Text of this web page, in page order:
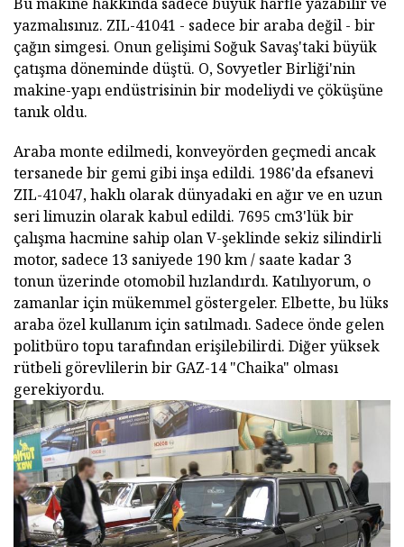
yazmalısınız. ZIL-41041 - sadece bir araba değil - bir
çağın simgesi. Onun gelişimi Soğuk Savaş'taki büyük
çatışma döneminde düştü. O, Sovyetler Birliği'nin
makine-yapı endüstrisinin bir modeliydi ve çöküşüne
tanık oldu.
Araba monte edilmedi, konveyörden geçmedi ancak
tersanede bir gemi gibi inşa edildi. 1986'da efsanevi
ZIL-41047, haklı olarak dünyadaki en ağır ve en uzun
seri limuzin olarak kabul edildi. 7695 cm3'lük bir
çalışma hacmine sahip olan V-şeklinde sekiz silindirli
motor, sadece 13 saniyede 190 km / saate kadar 3
tonun üzerinde otomobil hızlandırdı. Katılıyorum, o
zamanlar için mükemmel göstergeler. Elbette, bu lüks
araba özel kullanım için satılmadı. Sadece önde gelen
politbüro topu tarafından erişilebilirdi. Diğer yüksek
rütbeli görevlilerin bir GAZ-14 "Chaika" olması
gerekiyordu.